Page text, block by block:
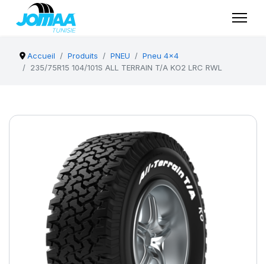
Accueil Produits PNEU
Pneu 4x4
235/75R15 104/101S ALL TERRAIN T/A KO2 LRC RWL